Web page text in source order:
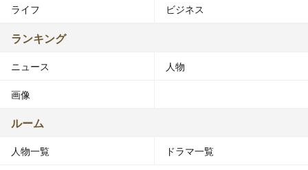
ライフ ビジネス
ランキング
ニュース 人物
画像
ルーム
人物一覧 ドラマ一覧